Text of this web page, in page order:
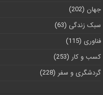
جهان (202)
سبک زندگی (63)
فناوری (115)
کسب و کار (253)
گردشگری و سفر (228)